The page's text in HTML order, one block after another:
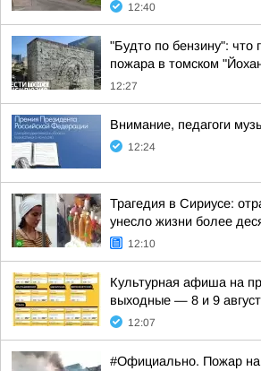
12:40
"Будто по бензину": что
пожара в томском
12:27
Внимание, педагоги
12:24
Трагедия в Сириусе:
унесло жизни более
12:10
Культурная афиша на
выходные — 8 и 9
12:07
#Официально. Пожар